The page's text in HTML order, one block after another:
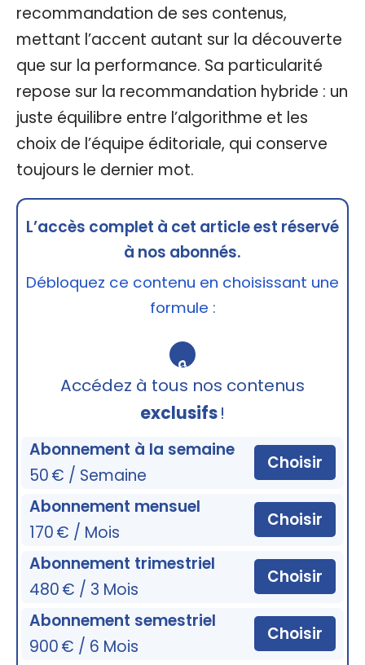
recommandation de ses contenus,
mettant l’accent autant sur la découverte
que sur la performance. Sa particularité
repose sur la recommandation hybride : un
juste équilibre entre l’algorithme et les
choix de l’équipe éditoriale, qui conserve
toujours le dernier mot.
L’accès complet à cet article est réservé
à nos abonnés.
Débloquez ce contenu en choisissant une
formule :
🔒
Accédez à tous nos contenus
exclusifs!
Abonnement à la semaine
50 € / Semaine
Choisir
Abonnement mensuel
170 € / Mois
Choisir
Abonnement trimestriel
480 € / 3 Mois
Choisir
Abonnement semestriel
900 € / 6 Mois
Choisir